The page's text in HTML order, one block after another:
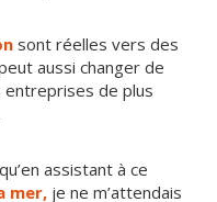
sont réelles vers des
aussi changer de
de plus
assistant à ce
mer, je ne m’attendais